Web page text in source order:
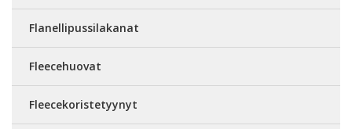
Flanellipussilakanat
Fleecehuovat
Fleecekoristetyynyt